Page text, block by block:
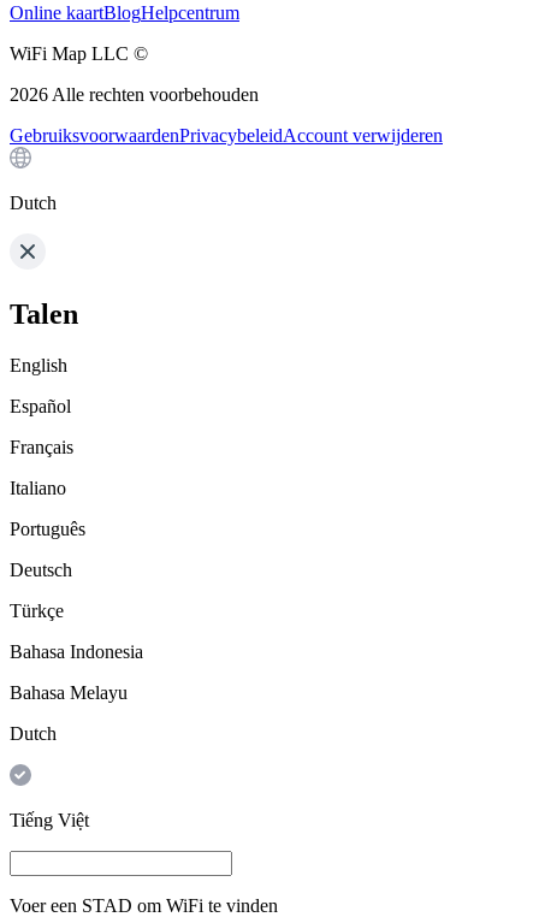
Online kaartBlogHelpcentrum
WiFi Map LLC ©
2026 Alle rechten voorbehouden
GebruiksvoorwaardenPrivacybeleidAccount verwijderen
Dutch
Talen
English
Español
Français
Italiano
Português
Deutsch
Türkçe
Bahasa Indonesia
Bahasa Melayu
Dutch
Tiếng Việt
Voer een STAD om WiFi te vinden